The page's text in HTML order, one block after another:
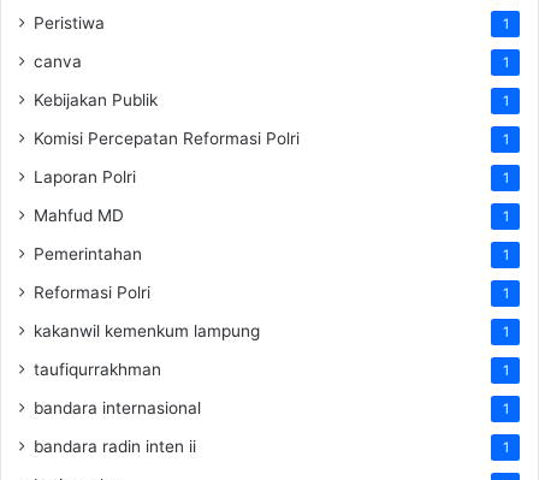
Peristiwa 1
canva 1
Kebijakan Publik 1
Komisi Percepatan Reformasi Polri 1
Laporan Polri 1
Mahfud MD 1
Pemerintahan 1
Reformasi Polri 1
kakanwil kemenkum lampung 1
taufiqurrakhman 1
bandara internasional 1
bandara radin inten ii 1